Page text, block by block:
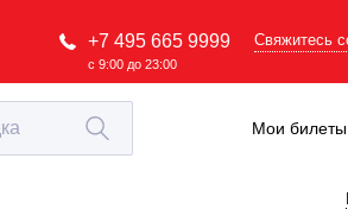
+7 495 665 9999
с 9:00 до 23:00
Свяжитесь
Мои билеты